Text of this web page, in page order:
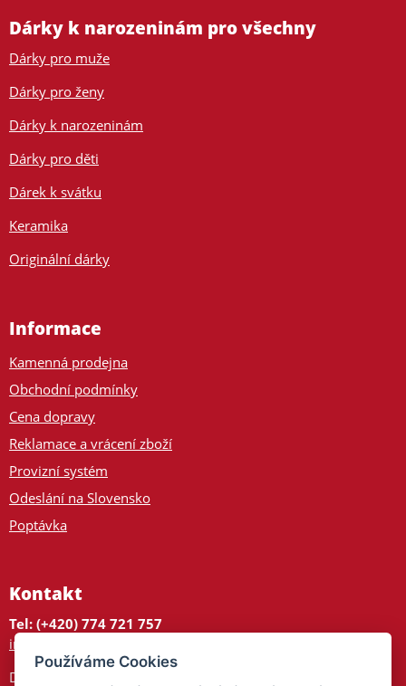
Dárky k narozeninám pro všechny
Dárky pro muže
Dárky pro ženy
Dárky k narozeninám
Dárky pro děti
Dárek k svátku
Keramika
Originální dárky
Informace
Kamenná prodejna
Obchodní podmínky
Cena dopravy
Reklamace a vrácení zboží
Provizní systém
Odeslání na Slovensko
Poptávka
Kontakt
Tel: (+420) 774 721 757
info@tajnedarky.cz
Dárkové centrum
Používáme Cookies